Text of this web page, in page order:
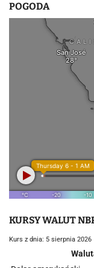
POGODA
KURSY WALUT
Kurs z dnia: 5 sierpnia 2026